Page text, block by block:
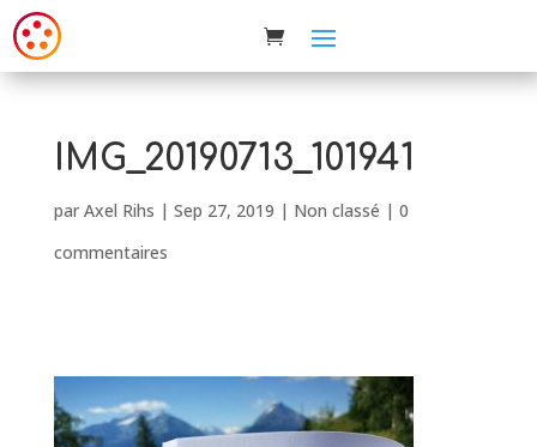
IMG_20190713_101941
par Axel Rihs | Sep 27, 2019 | Non classé | 0
commentaires